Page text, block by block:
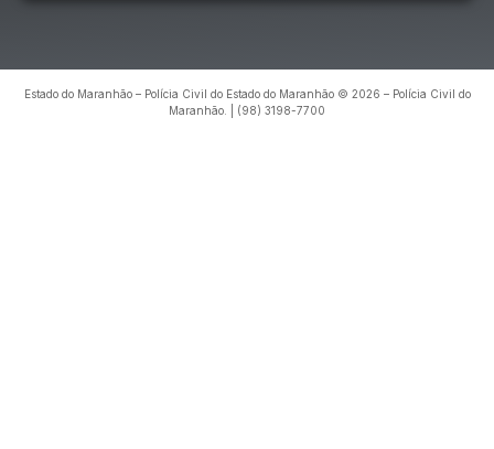
Estado do Maranhão – Polícia Civil do Estado do Maranhão © 2026 – Polícia Civil do
Maranhão. | (98) 3198-7700